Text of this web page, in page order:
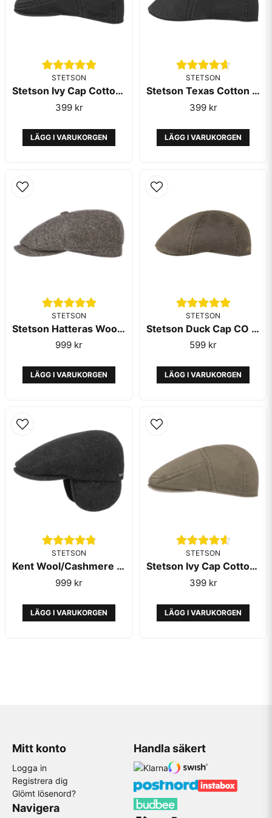
Skicka fråga
STETSON
Stetson Ivy Cap Cotton Black
399 kr
LÄGG I VARUKORGEN
STETSON
Stetson Texas Cotton Black
399 kr
LÄGG I VARUKORGEN
STETSON
Stetson Hatteras Wool Herringbone Antra Melange
999 kr
LÄGG I VARUKORGEN
STETSON
Stetson Duck Cap CO PES Brown
599 kr
LÄGG I VARUKORGEN
STETSON
Kent Wool/Cashmere EF Anthra Melange - Stetson
999 kr
LÄGG I VARUKORGEN
STETSON
Stetson Ivy Cap Cotton Olive
399 kr
LÄGG I VARUKORGEN
Mitt konto
Logga in
Registrera dig
Glömt lösenord?
Navigera
Handla säkert